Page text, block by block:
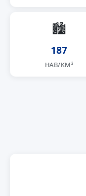
🏙
187
HAB/KM²